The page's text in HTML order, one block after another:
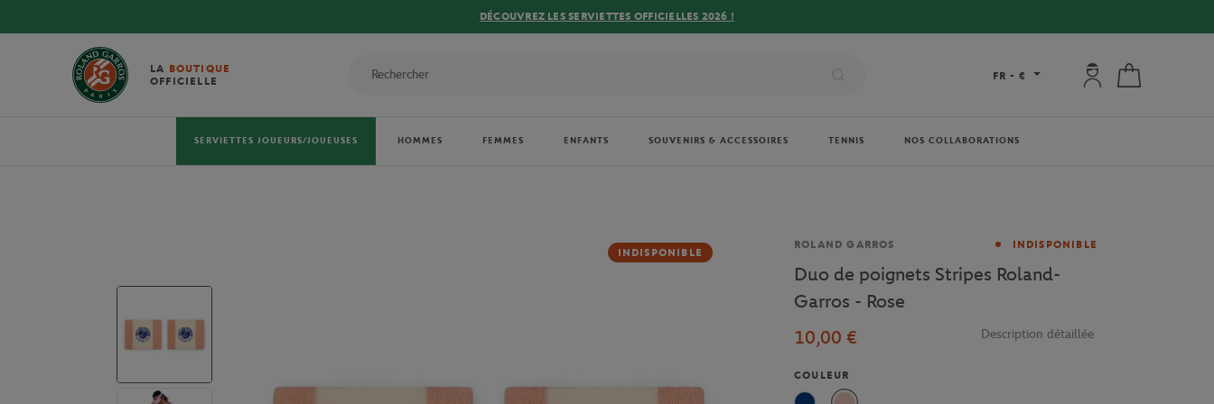
DÉCOUVREZ LES SERVIETTES OFFICIELLES 2026 !
LA BOUTIQUE
OFFICIELLE
FR - € Mon compte : se
SERVIETTES JOUEURS/JOUEUSES HOMMES FEMMES ENFANTS SOUVENIRS & ACCESSOIRES TENNIS NOS COLLABORATIONS
INDISPONIBLE
Marque
ROLAND GARROS INDISPONIBLE
Duo de poignets Stripes Roland-
Garros - Rose
10,00 €
Description détaillée
COULEUR